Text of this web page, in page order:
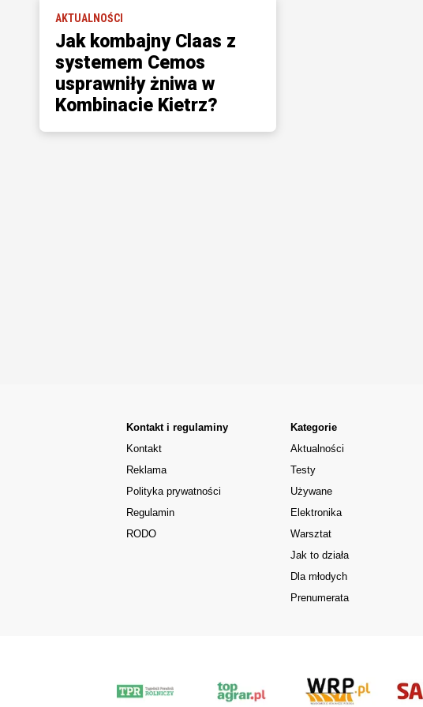
AKTUALNOŚCI
Jak kombajny Claas z
systemem Cemos
usprawniły żniwa w
Kombinacie Kietrz?
Kontakt i regulaminy
Kontakt
Reklama
Polityka prywatności
Regulamin
RODO
Kategorie
Aktualności
Testy
Używane
Elektronika
Warsztat
Jak to działa
Dla młodych
Prenumerata